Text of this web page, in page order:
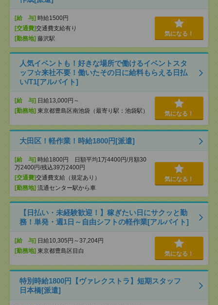
[給 与] 時給1500円
[交通費]交通費支給有り
[勤務地] 藤沢駅
気になる！
人気イベントも！好きな場所で働けるイベントスタ
ッフ☆来社不要！働いたその日に給料もらえる日払
い/T1[アルバイト]
[給 与] 日給13,000円～
[勤務地] 東京都豊島区南池袋（最寄り駅：池袋駅） 気になる！
大田区！軽作業！時給1800円[派遣]
[給 与] 時給1800円 日額平均1万4400円/月額30
万2400円/残込39万2400円
[交通費]交通費支給（規定あり）
[勤務地] 流通センター駅から車
気になる！
【日払い・未経験歓迎！】稼ぎたい日にサクッと勤
務！単発・週1日～自由シフトの軽作業[アルバイト]
[給 与] 日給10,305円～37,204円
[勤務地] 東京都豊島区目白 気になる！
特別時給1800円【ヴァレクストラ】短期スタッフ
日本橋[派遣]